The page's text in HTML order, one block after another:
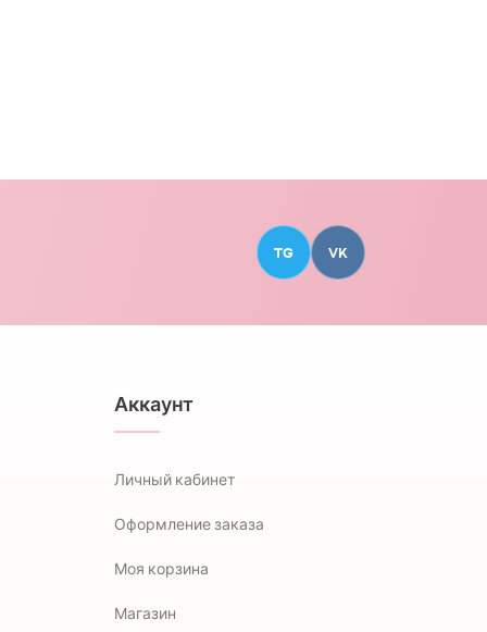
TG VK
Аккаунт
Личный кабинет
Оформление заказа
Моя корзина
Магазин